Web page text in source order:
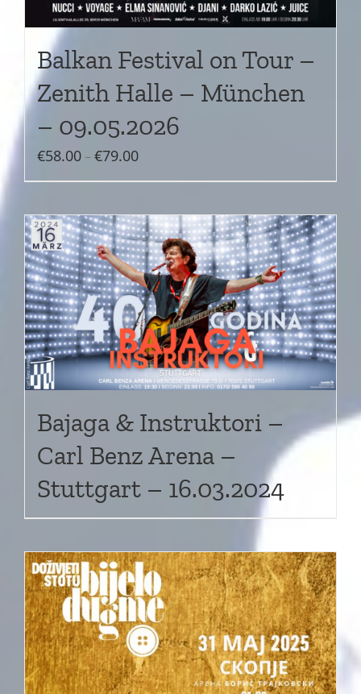
Balkan Festival on Tour –
Zenith Halle – München
– 09.05.2026
€58.00 – €79.00Preisspanne:
€79.00
Bajaga & Instruktori –
Carl Benz Arena –
Stuttgart – 16.03.2024